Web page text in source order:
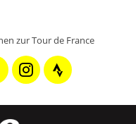
zur Tour de France